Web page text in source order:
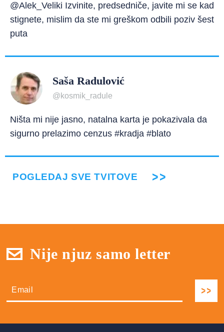
@Alek_Veliki Izvinite, predsedniče, javite mi se kad
stignete, mislim da ste mi greškom odbili poziv šest
puta
Saša Radulović
@kosmik_radule
Ništa mi nije jasno, natalna karta je pokazivala da
sigurno prelazimo cenzus #kradja #blato
POGLEDAJ SVE TVITOVE
Nije njuz samo letter